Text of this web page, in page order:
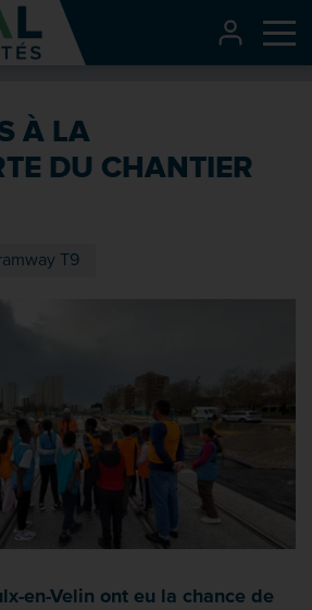
À LA
DU CHANTIER
T9
en-Velin ont eu la chance de